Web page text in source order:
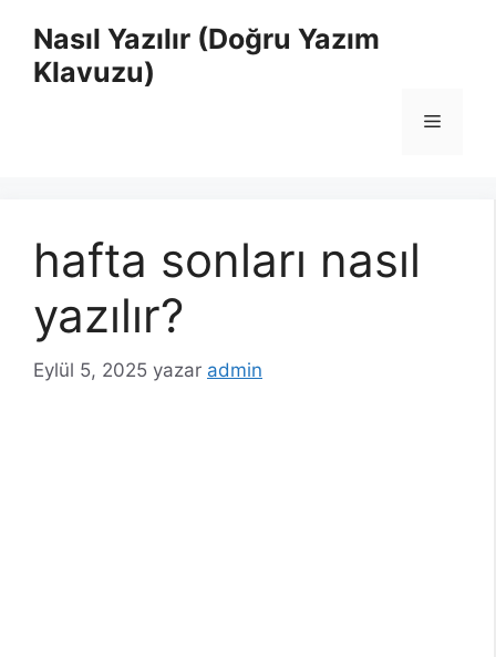
Nasıl Yazılır (Doğru Yazım
Klavuzu)
Menü
hafta sonları nasıl
yazılır?
Eylül 5, 2025 yazar admin